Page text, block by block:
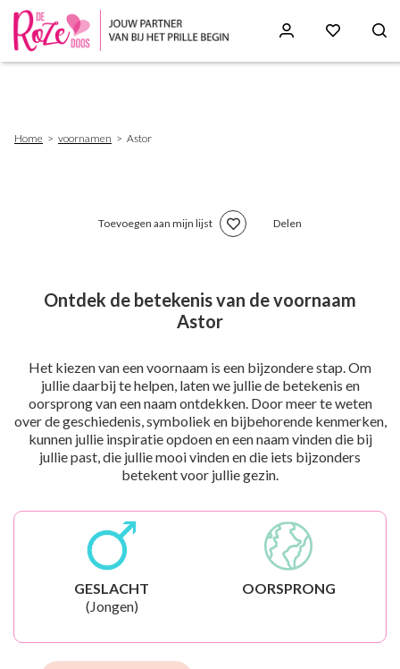
Home voornamen Astor
Toevoegen aan mijn lijst Delen
Ontdek de betekenis van de voornaam
Astor
Het kiezen van een voornaam is een bijzondere stap. Om
jullie daarbij te helpen, laten we jullie de betekenis en
oorsprong van een naam ontdekken. Door meer te weten
over de geschiedenis, symboliek en bijbehorende kenmerken,
kunnen jullie inspiratie opdoen en een naam vinden die bij
jullie past, die jullie mooi vinden en die iets bijzonders
betekent voor jullie gezin.
GESLACHT
(Jongen)
OORSPRONG